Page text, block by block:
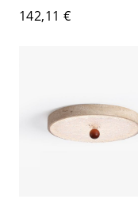
accesorio de piedra
orgánica con globo de
142,11 €